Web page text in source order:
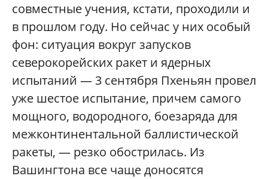
совместные учения, кстати, проходили и
в прошлом году. Но сейчас у них особый
фон: ситуация вокруг запусков
северокорейских ракет и ядерных
испытаний — 3 сентября Пхеньян провел
уже шестое испытание, причем самого
мощного, водородного, боезаряда для
межконтинентальной баллистической
ракеты, — резко обострилась. Из
Вашингтона все чаще доносятся